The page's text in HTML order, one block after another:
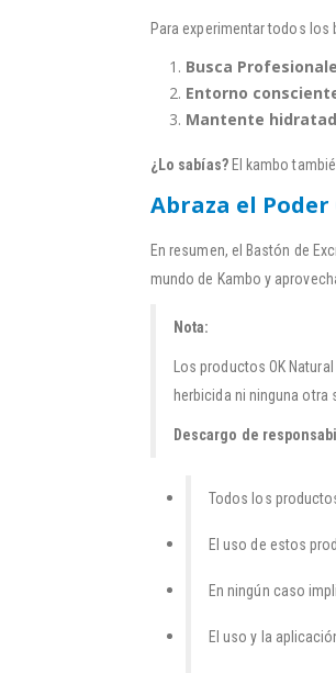
Para experimentar todos
Busca
Entorno
Mantente
¿Lo sabías?El kambo
Abraza el
En resumen, el Bastón de
mundo de Kambo y
Nota:
Los productos OK
herbicida ni ninguna
Descargo de
Todos los
El uso de estos
En ningún caso
El uso y la